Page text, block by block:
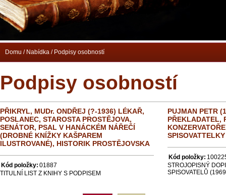
Podpisy osobností
PŘIKRYL, MUDr. ONDŘEJ (?-1936) LÉKAŘ,
POSLANEC, STAROSTA PROSTĚJOVA,
SENÁTOR, PSAL V HANÁCKÉM NÁŘEČÍ
(DROBNÉ KNÍŽKY KAŠPAREM
ILUSTROVANÉ), HISTORIK PROSTĚJOVSKA
Kód položky: 01887
TITULNÍ LIST Z KNIHY S PODPISEM
PUJMAN PETR
PŘEKLADATEL,
Kód položky:
STROJOPISNÝ
SPISOVATELŮ
Domu / Nabídka / Podpisy osobností